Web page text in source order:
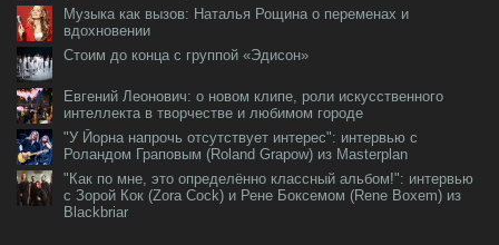
Музыка как вызов: Наталья Рощина о переменах и
вдохновении
Стоим до конца с группой «Эдисон»
Евгений Леонович: о новом клипе, роли искусственного
интеллекта в творчестве и любимом городе
"У Йорна напрочь отсутствует интерес": интервью с
Роландом Граповым (Roland Grapow) из Masterplan
"Как по мне, это определённо классный альбом!": интервью
с Зорой Кок (Zora Cock) и Рене Боксемом (Rene Boxem) из
Blackbriar